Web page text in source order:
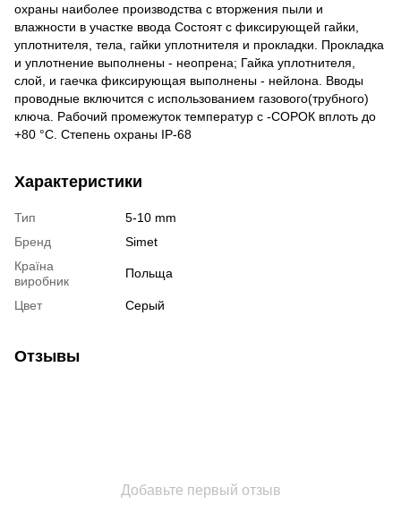
охраны наиболее производства с вторжения пыли и
влажности в участке ввода Состоят с фиксирующей гайки,
уплотнителя, тела, гайки уплотнителя и прокладки. Прокладка
и уплотнение выполнены - неопрена; Гайка уплотнителя,
слой, и гаечка фиксирующая выполнены - нейлона. Вводы
проводные включится с использованием газового(трубного)
ключа. Рабочий промежуток температур с -СОРОК вплоть до
+80 °С. Степень охраны IP-68
Характеристики
Тип
5-10 mm
Бренд
Simet
Країна
виробник
Польща
Цвет Серый
Отзывы
Добавьте первый отзыв